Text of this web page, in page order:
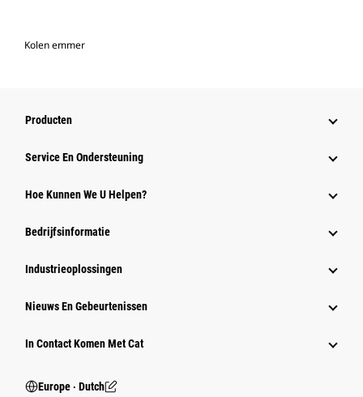
Kolen emmer
Producten
Service En Ondersteuning
Hoe Kunnen We U Helpen?
Bedrijfsinformatie
Industrieoplossingen
Nieuws En Gebeurtenissen
In Contact Komen Met Cat
Europe ‧ Dutch